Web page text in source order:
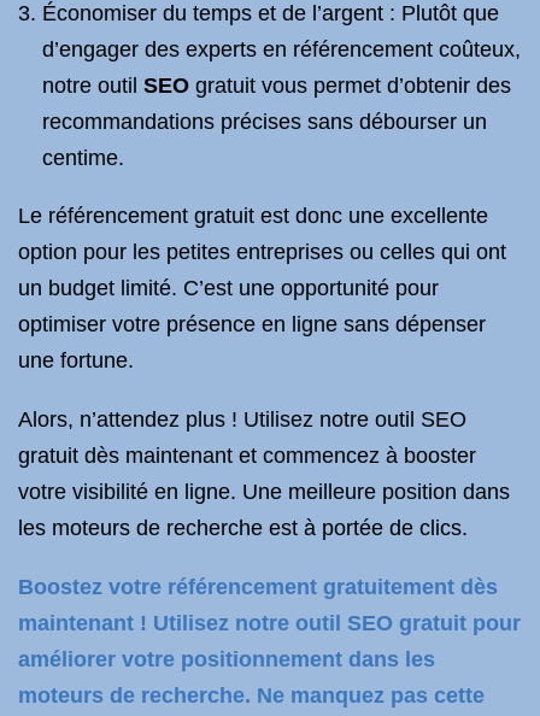
Économiser du temps et de l’argent : Plutôt que
d’engager des experts en référencement coûteux,
notre outil SEO gratuit vous permet d’obtenir des
recommandations précises sans débourser un
centime.
Le référencement gratuit est donc une excellente
option pour les petites entreprises ou celles qui ont
un budget limité. C’est une opportunité pour
optimiser votre présence en ligne sans dépenser
une fortune.
Alors, n’attendez plus ! Utilisez notre outil SEO
gratuit dès maintenant et commencez à booster
votre visibilité en ligne. Une meilleure position dans
les moteurs de recherche est à portée de clics.
Boostez votre référencement gratuitement dès
maintenant ! Utilisez notre outil SEO gratuit pour
améliorer votre positionnement dans les
moteurs de recherche. Ne manquez pas cette